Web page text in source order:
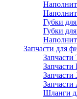
Губки
Губки
Запчасти для
Запчасти
Запчасти
Запчасти
Шланги